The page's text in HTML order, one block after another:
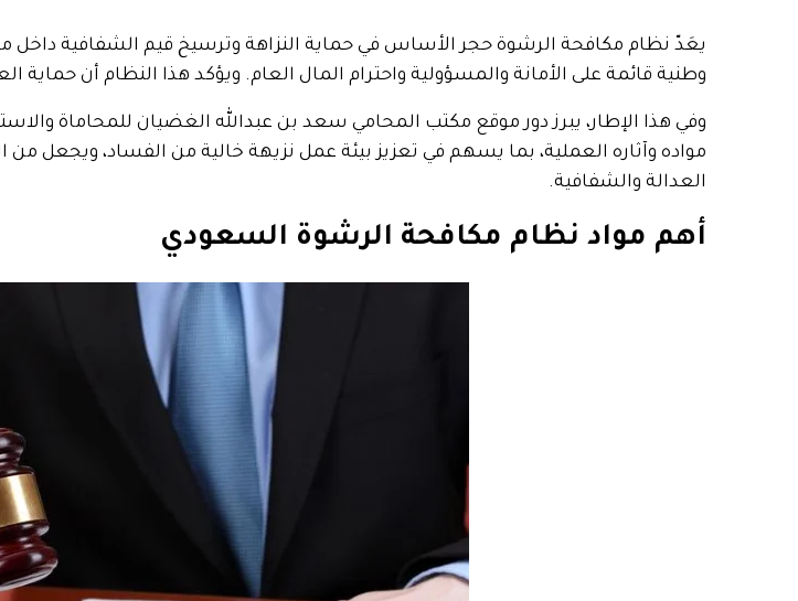
يعَدّ نظام مكافحة الرشوة حجر الأساس في حماية النزاهة وترسيخ قيم الشفافية داخل
وطنية قائمة على الأمانة والمسؤولية واحترام المال العام. ويؤكد هذا النظام أن
وفي هذا الإطار، يبرز دور موقع مكتب المحامي سعد بن عبدالله الغضيان للمحاماة
مواده وآثاره العملية، بما يسهم في تعزيز بيئة عمل نزيهة خالية من الفساد، ويجعل
العدالة والشفافية.
أهم مواد نظام مكافحة الرشوة السعودي